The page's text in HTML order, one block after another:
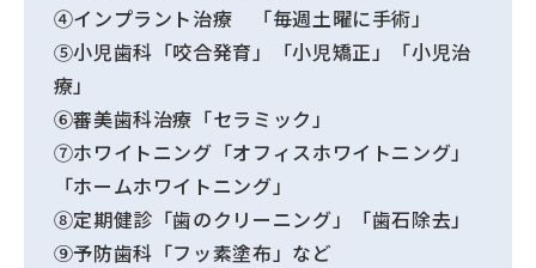
④インプラント治療 「毎週土曜に手術」
⑤小児歯科「咬合発育」「小児矯正」「小児治
療」
⑥審美歯科治療「セラミック」
⑦ホワイトニング「オフィスホワイトニング」
「ホームホワイトニング」
⑧定期健診「歯のクリーニング」「歯石除去」
⑨予防歯科「フッ素塗布」など